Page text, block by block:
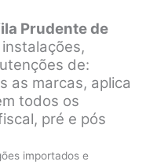
Prudente de
de:
as marcas, aplica
todos os
pré e pós
importados e